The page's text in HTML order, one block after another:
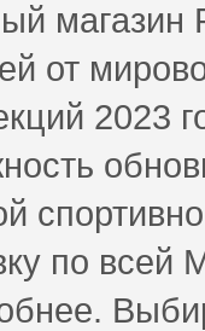
магазин
от
2023
по